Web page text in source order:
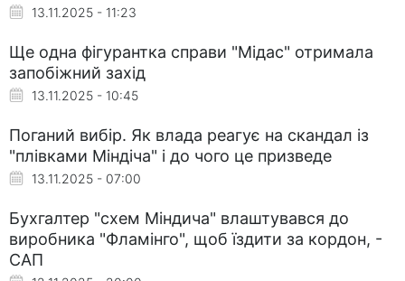
13.11.2025 - 11:23
Ще одна фігурантка справи "Мідас" отримала
запобіжний захід
13.11.2025 - 10:45
Поганий вибір. Як влада реагує на скандал із
"плівками Міндіча" і до чого це призведе
13.11.2025 - 07:00
Бухгалтер "схем Міндича" влаштувався до
виробника "Фламінго", щоб їздити за кордон, -
САП